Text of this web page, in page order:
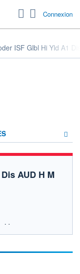
Connexion
ISF Glbl Hi Yld A1
AUD H M